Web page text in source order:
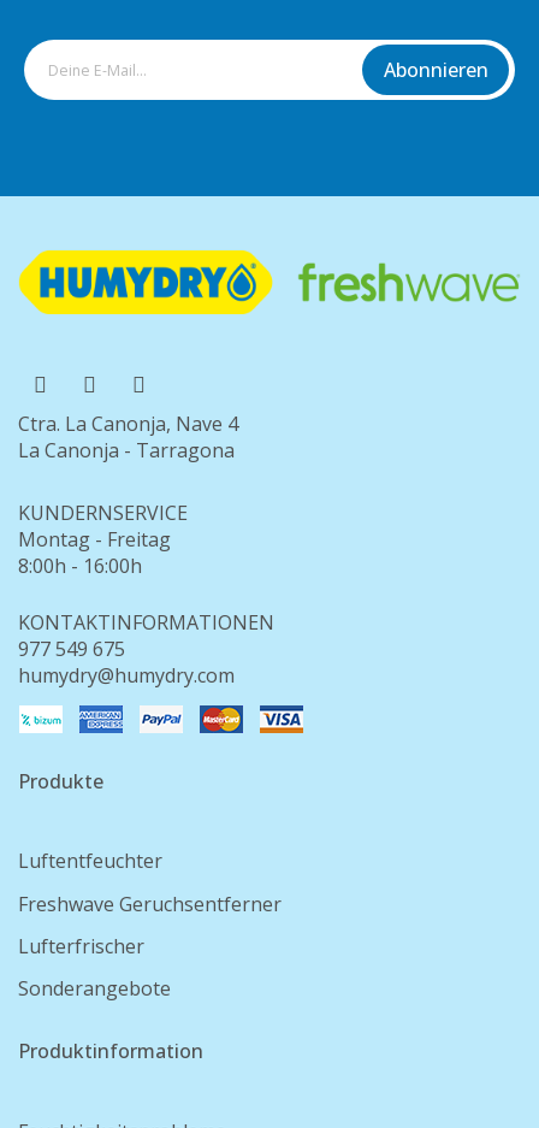
Abonnieren
Ctra. La Canonja, Nave 4
La Canonja - Tarragona
KUNDERNSERVICE
Montag - Freitag
8:00h - 16:00h
KONTAKTINFORMATIONEN
977 549 675
humydry@humydry.com
Produkte
Luftentfeuchter
Freshwave Geruchsentferner
Lufterfrischer
Sonderangebote
Produktinformation